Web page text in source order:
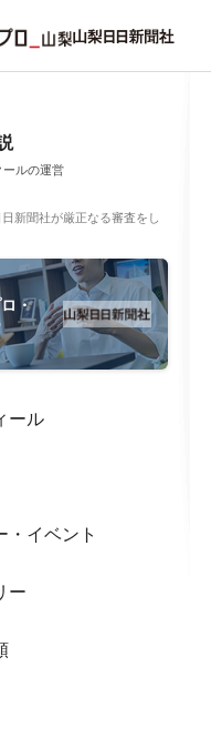
ルの運営
新聞社が厳正なる審査をし
・
ール
・イベント
ー